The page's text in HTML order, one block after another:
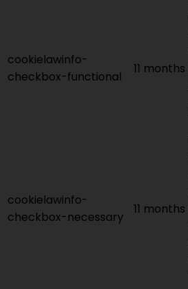
cookielawinfo-
checkbox-functional
11 months
cookielawinfo-
checkbox-necessary
11 months